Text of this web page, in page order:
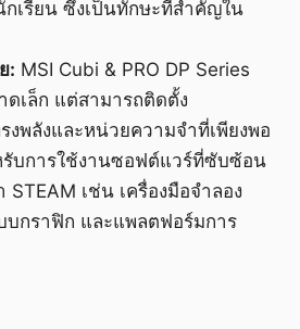
กเรียน ซึ่งเป็นทักษะที่สำคัญใน
: MSI Cubi & PRO DP Series
เล็ก แต่สามารถติดตั้ง
งพลังและหน่วยความจำที่เพียงพอ
รับการใช้งานซอฟต์แวร์ที่ซับซ้อน
STEAM เช่น เครื่องมือจำลอง
บกราฟิก และแพลตฟอร์มการ